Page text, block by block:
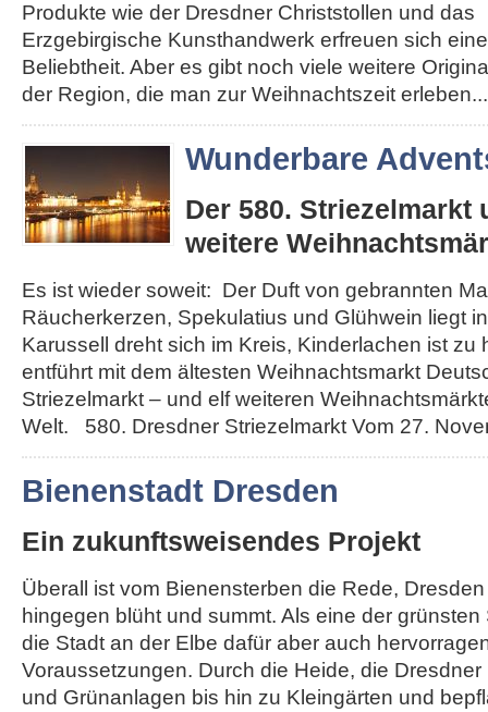
Produkte wie der Dresdner Christstollen und das
Erzgebirgische Kunsthandwerk erfreuen sich
Beliebtheit. Aber es gibt noch viele weitere
der Region, die man zur Weihnachtszeit
Wunderbare
Der 580. Striezelmarkt
weitere
Es ist wieder soweit: Der Duft von gebrannten
Räucherkerzen, Spekulatius und Glühwein liegt
Karussell dreht sich im Kreis, Kinderlachen ist zu
entführt mit dem ältesten Weihnachtsmarkt
Striezelmarkt – und elf weiteren
Welt. 580. Dresdner Striezelmarkt Vom 27.
Bienenstadt Dresden
Ein zukunftsweisendes Projekt
Überall ist vom Bienensterben die Rede, Dresden
hingegen blüht und summt. Als eine der
die Stadt an der Elbe dafür aber auch
Voraussetzungen. Durch die Heide, die
und Grünanlagen bis hin zu Kleingärten und